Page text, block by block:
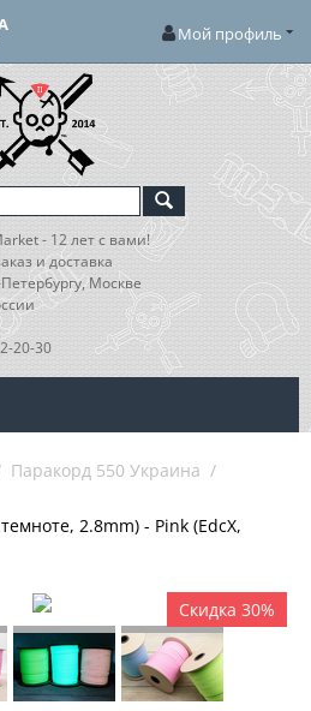
Мой профиль
- 12 лет с вами!
и доставка
Москве
20-30
Паракорд 550 Украина /
2.8mm) - Pink (EdcX,
Скидка 30%